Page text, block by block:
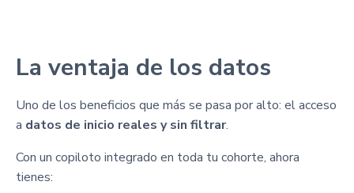
La ventaja de los datos
Uno de los beneficios que más se pasa por alto: el acceso
a datos de inicio reales y sin filtrar.
Con un copiloto integrado en toda tu cohorte, ahora
tienes: